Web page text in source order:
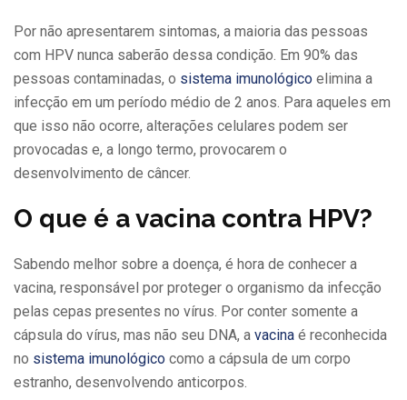
Por não apresentarem sintomas, a maioria das pessoas
com HPV nunca saberão dessa condição. Em 90% das
pessoas contaminadas, o sistema imunológico elimina a
infecção em um período médio de 2 anos. Para aqueles em
que isso não ocorre, alterações celulares podem ser
provocadas e, a longo termo, provocarem o
desenvolvimento de câncer.
O que é a vacina contra HPV?
Sabendo melhor sobre a doença, é hora de conhecer a
vacina, responsável por proteger o organismo da infecção
pelas cepas presentes no vírus. Por conter somente a
cápsula do vírus, mas não seu DNA, a vacina é reconhecida
no sistema imunológico como a cápsula de um corpo
estranho, desenvolvendo anticorpos.